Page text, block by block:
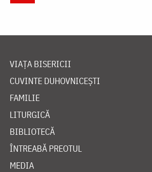
VIAȚA BISERICII
CUVINTE DUHOVNICEȘTI
FAMILIE
LITURGICĂ
BIBLIOTECĂ
ÎNTREABĂ PREOTUL
MEDIA